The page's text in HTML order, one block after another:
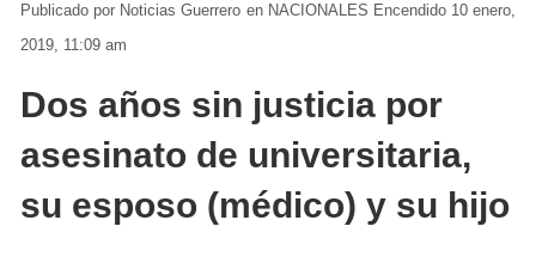
Noticias Guerrero en NACIONALES Encendido 10 enero,
2019, 11:09 am
Dos años sin justicia por
asesinato de universitaria,
su esposo (médico) y su hijo